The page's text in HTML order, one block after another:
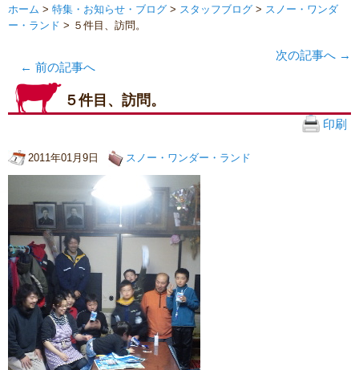
ホーム > 特集・お知らせ・ブログ > スタッフブログ > スノー・ワンダ
ー・ランド > ５件目、訪問。
← 前の記事へ
次の記事へ →
５件目、訪問。
印刷
2011年01月9日 スノー・ワンダー・ランド